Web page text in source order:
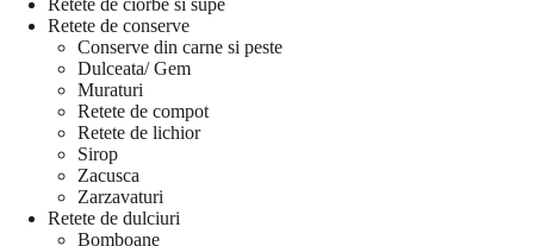
Retete de conserve
Conserve din carne si peste
Dulceata/ Gem
Muraturi
Retete de compot
Retete de lichior
Sirop
Zacusca
Zarzavaturi
Retete de dulciuri
Bomboane